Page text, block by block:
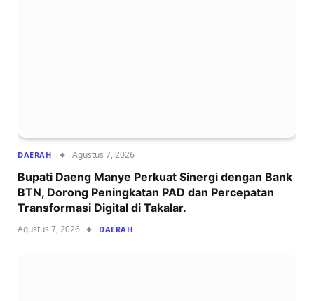
DAERAH Agustus 7, 2026
Bupati Daeng Manye Perkuat Sinergi dengan Bank
BTN, Dorong Peningkatan PAD dan Percepatan
Transformasi Digital di Takalar.
Agustus 7, 2026 DAERAH